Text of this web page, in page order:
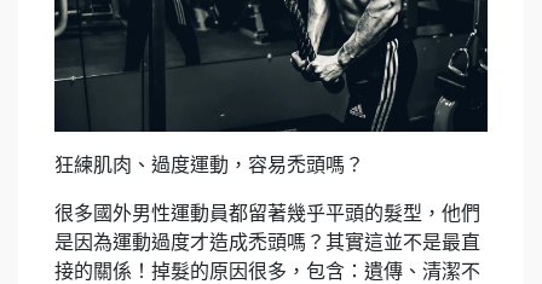
狂練肌肉、過度運動，容易禿頭嗎？
很多國外男性運動員都留著幾乎平頭的髮型，他們
是因為運動過度才造成禿頭嗎？其實這並不是最直
接的關係！掉髮的原因很多，包含：遺傳、清潔不